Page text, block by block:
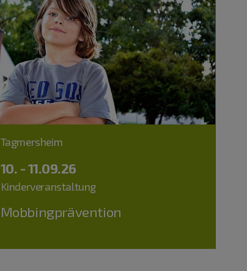
Tagmersheim
10. - 11.09.26
Kinderveranstaltung
Mobbingprävention